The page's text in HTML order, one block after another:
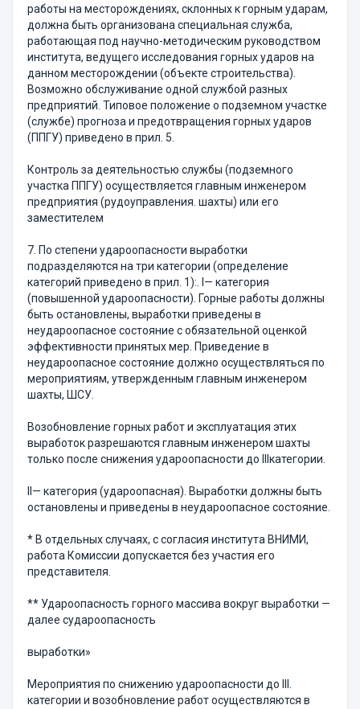
работы на месторождениях, склонных к горным ударам,
должна быть организована специальная служба,
работающая под научно-методическим руководством
института, ведущего исследования горных ударов на
данном месторождении (объекте строительства).
Возможно обслуживание одной службой разных
предприятий. Типовое положение о подземном участке
(службе) прогноза и предотвращения горных ударов
(ППГУ) приведено в прил. 5.
Контроль за деятельностью службы (подземного
участка ППГУ) осуществляется главным инженером
предприятия (рудоуправления. шахты) или его
заместителем
7. По степени удароопасности выработки
подразделяются на три категории (определение
категорий приведено в прил. 1):. I— категория
(повышенной удароопасности). Горные работы должны
быть остановлены, выработки приведены в
неудароопасное состояние с обязательной оценкой
эффективности принятых мер. Приведение в
неудароопасное состояние должно осуществляться по
мероприятиям, утвержденным главным инженером
шахты, ШСУ.
Возобновление горных работ и эксплуатация этих
выработок разрешаются главным инженером шахты
только после снижения удароопасности до IIIкатегории.
II— категория (удароопасная). Выработки должны быть
остановлены и приведены в неудароопасное состояние.
* В отдельных случаях, с согласия института ВНИМИ,
работа Комиссии допускается без участия его
представителя.
** Удароопасность горного массива вокруг выработки —
далее судароопасность
выработки»
Мероприятия по снижению удароопасности до III.
категории и возобновление работ осуществляются в